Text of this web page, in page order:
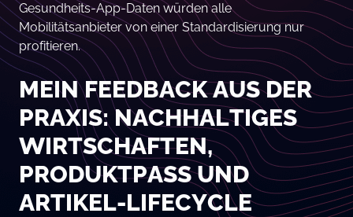
Gesundheits-App-Daten würden alle
Mobilitätsanbieter von einer Standardisierung nur
profitieren.
MEIN FEEDBACK AUS DER
PRAXIS: NACHHALTIGES
WIRTSCHAFTEN,
PRODUKTPASS UND
ARTIKEL-LIFECYCLE